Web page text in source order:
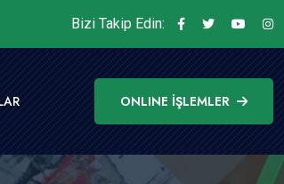
Bizi Takip Edin:
ONLINE İŞLEMLER